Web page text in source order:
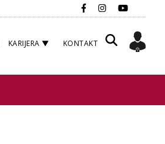
KARIJERA KONTAKT